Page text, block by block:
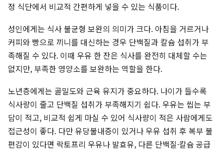
정 식단에서 비교적 간편하게 넣을 수 있는 식품이다.
성인에게는 식사 불균형 보완의 의미가 크다. 아침을 거르거나
커피와 빵으로 끼니를 대신하는 경우 단백질과 칼슘 섭취가 부
족해질 수 있다. 이때 우유 한 잔은 식사를 완전히 대체할 수는
없지만, 부족한 영양소를 보완하는 역할을 한다.
노년층에게는 골밀도와 근육 유지가 중요하다. 나이가 들수록
식사량이 줄고 단백질 섭취가 부족해지기 쉽다. 우유는 씹는 부
담이 적고, 비교적 쉽게 마실 수 있어 식사량이 적은 사람에게도
접근성이 좋다. 다만 유당불내증이 있거나 우유 섭취 후 복부 불
편감이 있다면 락토프리 우유나 발효유, 다른 단백질·칼슘 공급